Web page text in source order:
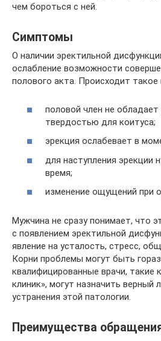
чем бороться с ней.
Симптомы
О наличии эректильной
ослабление возможности
полового акта. Происходит такое
половой член не
твердостью для коитуса;
эрекция ослабевает в
для наступления эрекции
время;
изменение ощущений при
Мужчина не сразу понимает, что
с появлением эректильной
явление на усталость, стресс,
Корни проблемы могут быть
квалифицированные врачи, такие
клиник», могут назначить верный
устранения этой патологии.
Преимущества